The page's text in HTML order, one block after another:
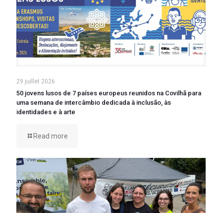
29 juillet 2026
50 jovens lusos de 7 países europeus reunidos na Covilhã para
uma semana de intercâmbio dedicada à inclusão, às
identidades e à arte
Read more